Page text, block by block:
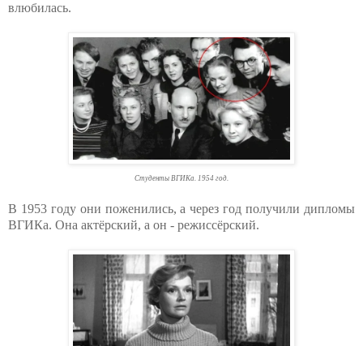
влюбилась.
Студенты ВГИКа. 1954 год.
В 1953 году они поженились, а через год получили дипломы
ВГИКа. Она актёрский, а он - режиссёрский.